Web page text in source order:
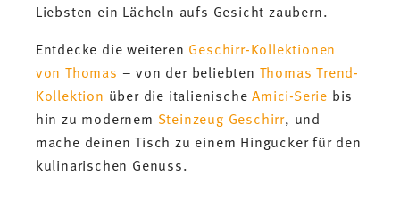
Liebsten ein Lächeln aufs Gesicht zaubern.
Entdecke die weiteren Geschirr-Kollektionen
von Thomas – von der beliebten Thomas Trend-
Kollektion über die italienischeAmici-Serie bis
hin zu modernem Steinzeug Geschirr, und
mache deinen Tisch zu einem Hingucker für den
kulinarischen Genuss.